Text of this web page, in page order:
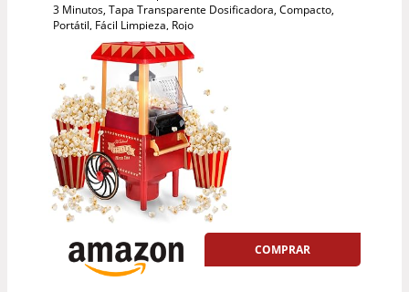
3 Minutos, Tapa Transparente Dosificadora, Compacto,
Portátil, Fácil Limpieza, Rojo
COMPRAR